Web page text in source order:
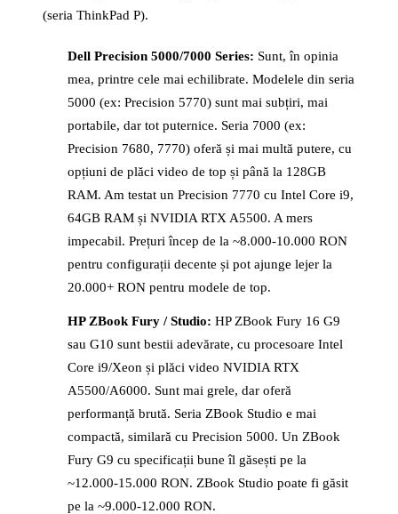
(seria ThinkPad P).
Dell Precision 5000/7000 Series: Sunt, în opinia
mea, printre cele mai echilibrate. Modelele din seria
5000 (ex: Precision 5770) sunt mai subțiri, mai
portabile, dar tot puternice. Seria 7000 (ex:
Precision 7680, 7770) oferă și mai multă putere, cu
opțiuni de plăci video de top și până la 128GB
RAM. Am testat un Precision 7770 cu Intel Core i9,
64GB RAM și NVIDIA RTX A5500. A mers
impecabil. Prețuri încep de la ~8.000-10.000 RON
pentru configurații decente și pot ajunge lejer la
20.000+ RON pentru modele de top.
HP ZBook Fury / Studio: HP ZBook Fury 16 G9
sau G10 sunt bestii adevărate, cu procesoare Intel
Core i9/Xeon și plăci video NVIDIA RTX
A5500/A6000. Sunt mai grele, dar oferă
performanță brută. Seria ZBook Studio e mai
compactă, similară cu Precision 5000. Un ZBook
Fury G9 cu specificații bune îl găsești pe la
~12.000-15.000 RON. ZBook Studio poate fi găsit
pe la ~9.000-12.000 RON.